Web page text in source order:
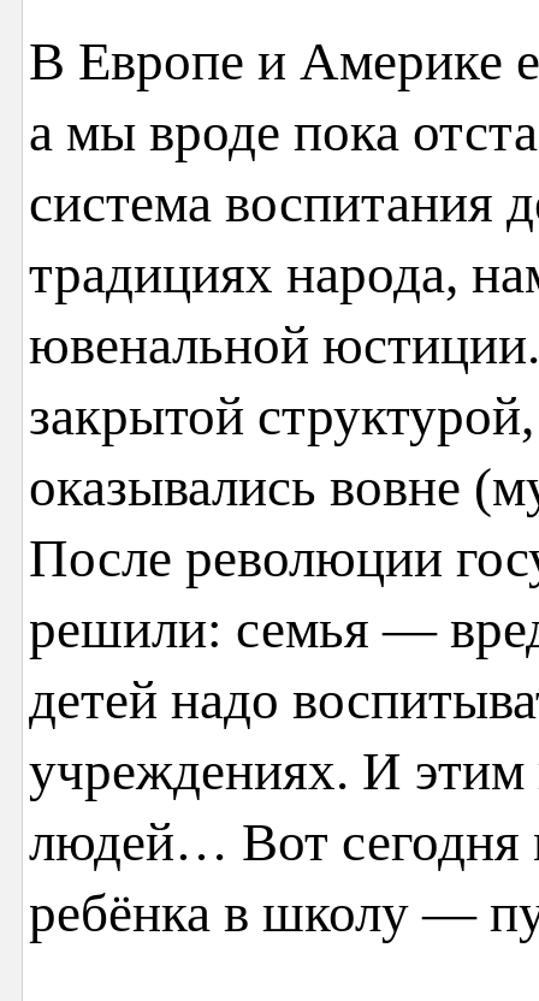
В Европе и Америке
а мы вроде пока
система воспитания
традициях народа,
ювенальной
закрытой
оказывались вовне
После революции
решили: семья —
детей надо
учреждениях. И этим
людей… Вот сегодня
ребёнка в школу —